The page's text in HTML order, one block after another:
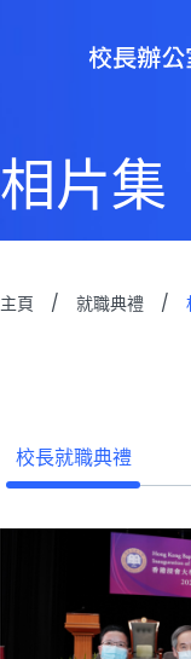
相片集
主頁 / 就職典禮 /
校長就職典禮